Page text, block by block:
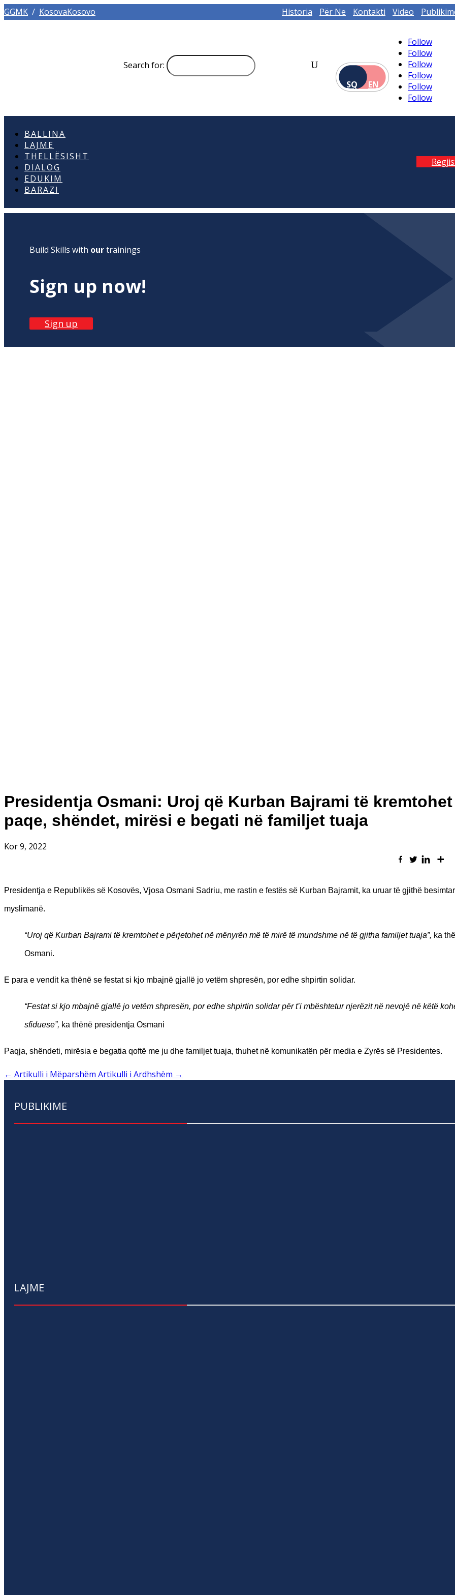
GGMK / KosovaKosovo Historia Për Ne Kontakti Video
Search for:
SQ
EN
Follow
Follow
Follow
Follow
Follow
Follow
BALLINA
LAJME
THELLËSISHT
DIALOG
EDUKIM
BARAZI
Build Skills with ourtrainings
Sign up now!
Sign up
Presidentja Osmani: Uroj që Kurban Bajrami të
paqe, shëndet, mirësi e begati në familjet tuaja
Kor 9, 2022
Presidentja e Republikës së Kosovës, Vjosa Osmani Sadriu, me rastin e festës së Kurban Bajramit, ka uruar të gjithë
myslimanë.
“Uroj që Kurban Bajrami të kremtohet e përjetohet në mënyrën më të mirë të mundshme në të gjitha familjet tuaja”, ka
Osmani.
E para e vendit ka thënë se festat si kjo mbajnë gjallë jo vetëm shpresën, por edhe shpirtin solidar.
“Festat si kjo mbajnë gjallë jo vetëm shpresën, por edhe shpirtin solidar për t’i mbështetur njerëzit në nevojë në këtë
sfiduese”, ka thënë presidentja Osmani
Paqja, shëndeti, mirësia e begatia qoftë me ju dhe familjet tuaja, thuhet në komunikatën për media e Zyrës së Presidentes.
← Artikulli i Mëparshëm Artikulli i Ardhshëm →
PUBLIKIME
LAJME